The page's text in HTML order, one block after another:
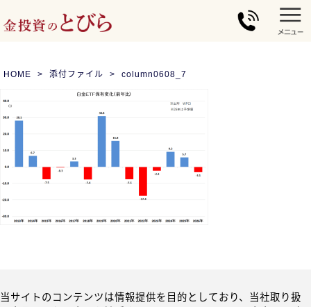
HOME 添付ファイル column0608_7
当サイトのコンテンツは情報提供を目的としており、当社取り扱